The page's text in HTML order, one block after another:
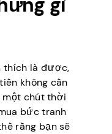
thích là được,
không cần
một chút thời
bức tranh
rằng bạn sẽ